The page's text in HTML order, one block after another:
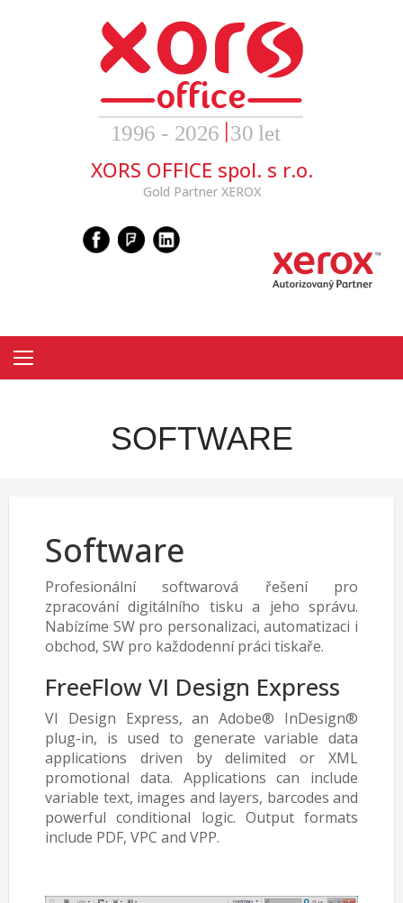
XORS OFFICE spol. s r.o.
Gold Partner XEROX
SOFTWARE
Software
Profesionální softwarová řešení pro
zpracování digitálního tisku a jeho správu.
Nabízíme SW pro personalizaci, automatizaci i
obchod, SW pro každodenní práci tiskaře.
FreeFlow VI Design Express
VI Design Express, an Adobe® InDesign®
plug-in, is used to generate variable data
applications driven by delimited or XML
promotional data. Applications can include
variable text, images and layers, barcodes and
powerful conditional logic. Output formats
include PDF, VPC and VPP.